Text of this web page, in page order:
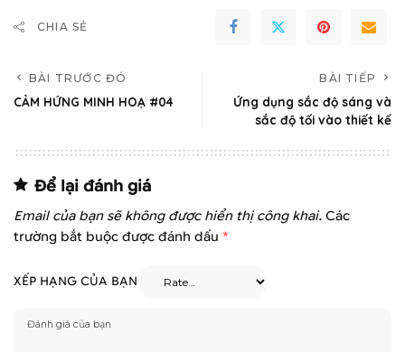
CHIA SẺ
BÀI TRƯỚC ĐÓ
CẢM HỨNG MINH HOẠ #04
BÀI TIẾP
Ứng dụng sắc độ sáng và
sắc độ tối vào thiết kế
Để lại đánh giá
Email của bạn sẽ không được hiển thị công khai. Các
trường bắt buộc được đánh dấu *
XẾP HẠNG CỦA BẠN